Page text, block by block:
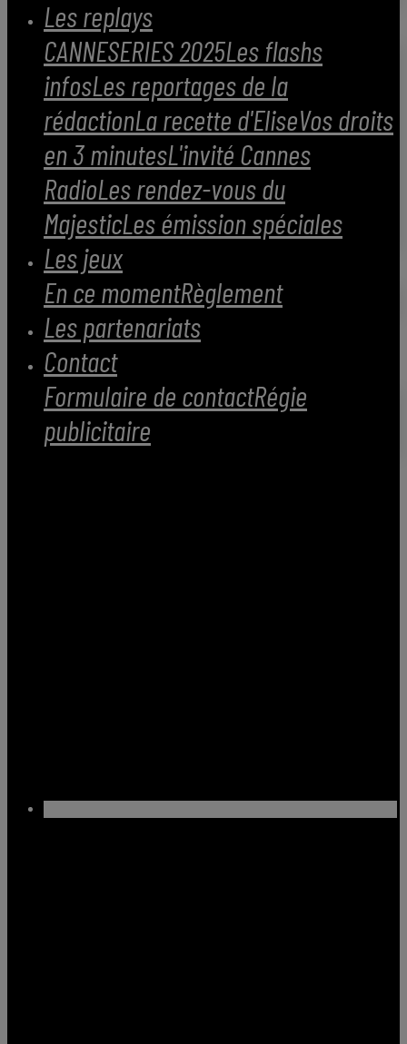
Les replays
CANNESERIES 2025Les flashs
infosLes reportages de la
rédactionLa recette d'EliseVos droits
en 3 minutesL'invité Cannes
RadioLes rendez-vous du
MajesticLes émission spéciales
Les jeux
En ce momentRèglement
Les partenariats
Contact
Formulaire de contactRégie
publicitaire